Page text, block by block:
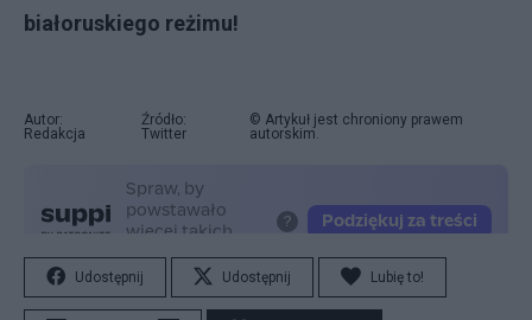
białoruskiego reżimu!
Autor:
Redakcja
Źródło:
Twitter
© Artykuł jest chroniony prawem
autorskim.
Udostępnij Udostępnij Lubię to!